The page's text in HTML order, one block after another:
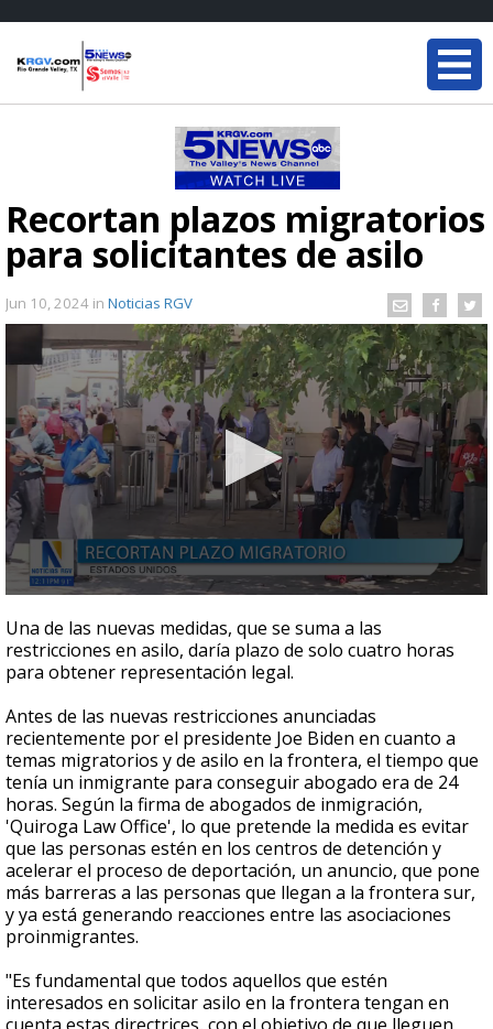
Recortan plazos migratorios
para solicitantes de asilo
Jun 10, 2024 in Noticias RGV
seconds
of
2
minutes,
seconds
Una de las nuevas medidas, que se suma a las
restricciones en asilo, daría plazo de solo cuatro horas
para obtener representación legal.
Antes de las nuevas restricciones anunciadas
recientemente por el presidente Joe Biden en cuanto a
temas migratorios y de asilo en la frontera, el tiempo que
tenía un inmigrante para conseguir abogado era de 24
horas. Según la firma de abogados de inmigración,
'Quiroga Law Office', lo que pretende la medida es evitar
que las personas estén en los centros de detención y
acelerar el proceso de deportación, un anuncio, que pone
más barreras a las personas que llegan a la frontera sur,
y ya está generando reacciones entre las asociaciones
proinmigrantes.
"Es fundamental que todos aquellos que estén
interesados en solicitar asilo en la frontera tengan en